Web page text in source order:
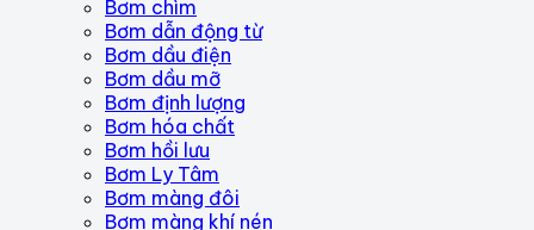
Bơm chìm
Bơm dẫn động từ
Bơm dầu điện
Bơm dầu mỡ
Bơm định lượng
Bơm hóa chất
Bơm hồi lưu
Bơm Ly Tâm
Bơm màng đôi
Bơm màng khí nén